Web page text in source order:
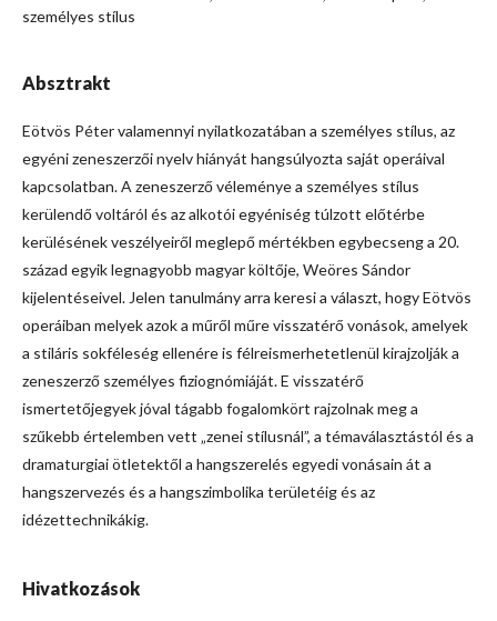
személyes stílus
Absztrakt
Eötvös Péter valamennyi nyilatkozatában a személyes stílus, az
egyéni zeneszerzői nyelv hiányát hangsúlyozta saját operáival
kapcsolatban. A zeneszerző véleménye a személyes stílus
kerülendő voltáról és az alkotói egyéniség túlzott előtérbe
kerülésének veszélyeiről meglepő mértékben egybecseng a 20.
század egyik legnagyobb magyar költője, Weöres Sándor
kijelentéseivel. Jelen tanulmány arra keresi a választ, hogy Eötvös
operáiban melyek azok a műről műre visszatérő vonások, amelyek
a stiláris sokféleség ellenére is félreismerhetetlenül kirajzolják a
zeneszerző személyes fiziognómiáját. E visszatérő
ismertetőjegyek jóval tágabb fogalomkört rajzolnak meg a
szűkebb értelemben vett „zenei stílusnál”, a témaválasztástól és a
dramaturgiai ötletektől a hangszerelés egyedi vonásain át a
hangszervezés és a hangszimbolika területéig és az
idézettechnikákig.
Hivatkozások